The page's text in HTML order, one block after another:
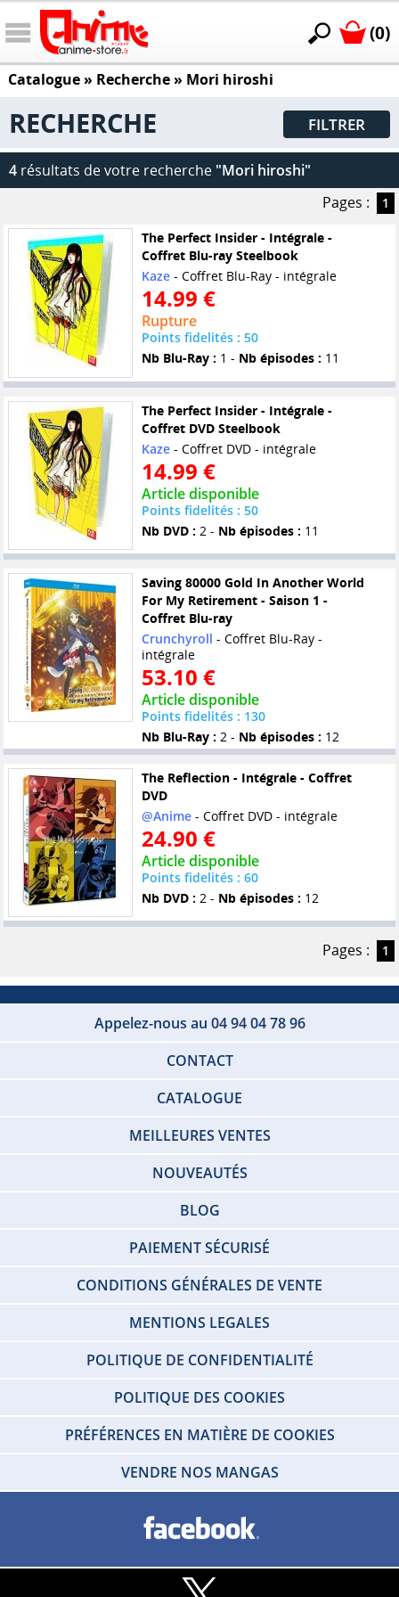
(0)
Catalogue» Recherche » Mori hiroshi
RECHERCHE FILTRER
4 résultats de votre recherche "Mori hiroshi"
Pages :
1
The Perfect Insider - Intégrale -
Coffret Blu-ray Steelbook
Kaze- Coffret Blu-Ray - intégrale
14.99 €
Rupture
Points fidelités : 50
Nb Blu-Ray : 1 - Nb épisodes : 11
The Perfect Insider - Intégrale -
Coffret DVD Steelbook
Kaze- Coffret DVD - intégrale
14.99 €
Article disponible
Points fidelités : 50
Nb DVD : 2 - Nb épisodes : 11
Saving 80000 Gold In Another World
For My Retirement - Saison 1 -
Coffret Blu-ray
Crunchyroll - Coffret Blu-Ray -
intégrale
53.10 €
Article disponible
Points fidelités : 130
Nb Blu-Ray : 2 - Nb épisodes : 12
The Reflection - Intégrale - Coffret
DVD
@Anime- Coffret DVD - intégrale
24.90 €
Article disponible
Points fidelités : 60
Nb DVD : 2 - Nb épisodes : 12
Pages : 1
Appelez-nous au 04 94 04 78 96
CONTACT
CATALOGUE
MEILLEURES VENTES
NOUVEAUTÉS
BLOG
PAIEMENT SÉCURISÉ
CONDITIONS GÉNÉRALES DE VENTE
MENTIONS LEGALES
POLITIQUE DE CONFIDENTIALITÉ
POLITIQUE DES COOKIES
PRÉFÉRENCES EN MATIÈRE DE COOKIES
VENDRE NOS MANGAS